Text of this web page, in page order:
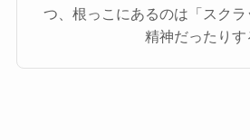
つ、根っこにあるのは「スク
精神だったりす